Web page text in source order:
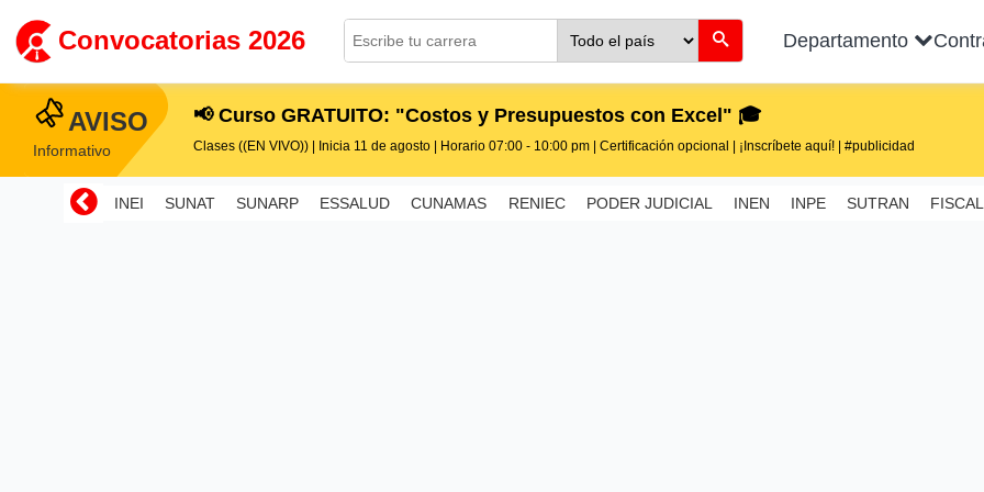
Convocatorias 2026 Departamento
AVISO
Informativo
📢 Curso GRATUITO: "Costos y Presupuestos con Excel" 🎓
Clases ((EN VIVO)) | Inicia 11 de agosto | Horario 07:00 - 10:00 pm | Certificación opcional | ¡Inscríbete aquí! | #publicidad
INEI SUNAT SUNARP ESSALUD CUNAMAS RENIEC PODER JUDICIAL INEN INPE SUTRAN